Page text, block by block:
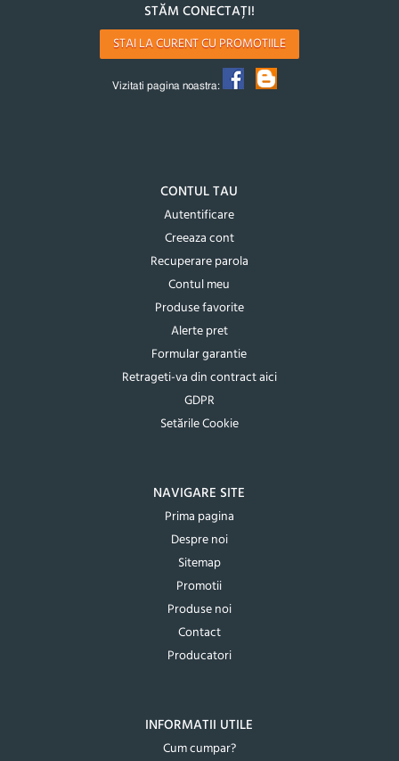
STĂM CONECTAȚI!
STAI LA CURENT CU PROMOTIILE
Vizitati pagina noastra:
CONTUL TAU
Autentificare
Creeaza cont
Recuperare parola
Contul meu
Produse favorite
Alerte pret
Formular garantie
Retrageti-va din contract aici
GDPR
Setările Cookie
NAVIGARE SITE
Prima pagina
Despre noi
Sitemap
Promotii
Produse noi
Contact
Producatori
INFORMATII UTILE
Cum cumpar?